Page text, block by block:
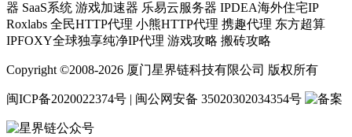
器 SaaS系统 游戏加速器 乐易云服务器 IPDEA海外住宅IP
Roxlabs 全民HTTP代理 小熊HTTP代理 携趣代理 东方超算
IPFOXY全球独享纯净IP代理 游戏攻略 搬砖攻略
Copyright ©2008-2026 厦门星界链科技有限公司 版权所有
闽ICP备2020022374号 | 闽公网安备 35020302034354号